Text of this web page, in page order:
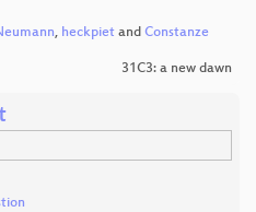
, heckpiet and Constanze
31C3: a new dawn